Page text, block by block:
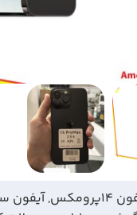
,آیفون